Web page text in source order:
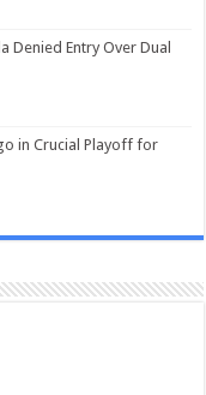
Denied Entry Over Dual
in Crucial Playoff for